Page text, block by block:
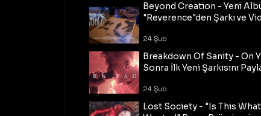
Beyond Creation - Yeni
"Reverence"den Şarkı ve
24 Şub
Breakdown Of Sanity - On
Sonra İlk Yeni Şarkısını
24 Şub
Lost Society - "Is This